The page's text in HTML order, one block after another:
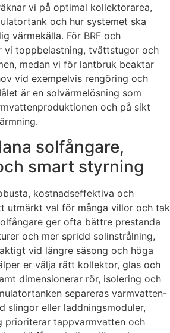
vi på optimal kollektorarea,
och hur systemet ska
värmekälla. För BRF och
vi toppbelastning, tvättstugor och
medan vi för lantbruk beaktar
vid exempelvis rengöring och
är en solvärmelösning som
och på sikt
solfångare,
smart styrning
kostnadseffektiva och
utmärkt val för många villor och tak
ger ofta bättre prestanda
och mer spridd solinstrålning,
vid längre säsong och höga
er välja rätt kollektor, glas och
dimensionerar rör, isolering och
separeras varmvatten-
slingor eller laddningsmoduler,
prioriterar tappvarmvatten och